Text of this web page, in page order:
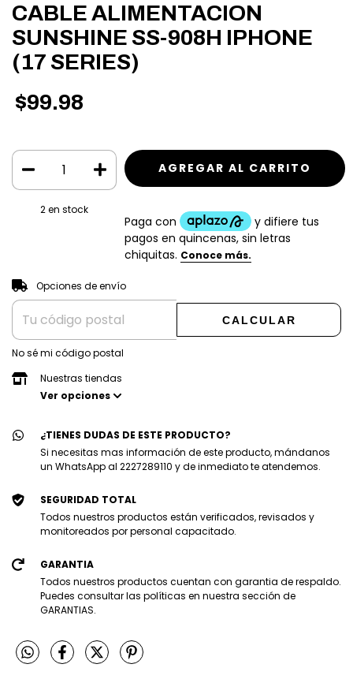
CABLE ALIMENTACION
SUNSHINE SS-908H IPHONE
(17 SERIES)
$99.98
2en stock
Entregas para el CP:
Opciones de envío
CALCULAR
No sé mi código postal
Nuestras tiendas
Ver opciones
¿TIENES DUDAS DE ESTE PRODUCTO?
Si necesitas mas información de este producto, mándanos
un WhatsApp al 2227289110 y de inmediato te atendemos.
SEGURIDAD TOTAL
Todos nuestros productos están verificados, revisados y
monitoreados por personal capacitado.
GARANTIA
Todos nuestros productos cuentan con garantia de respaldo.
Puedes consultar las políticas en nuestra sección de
GARANTIAS.